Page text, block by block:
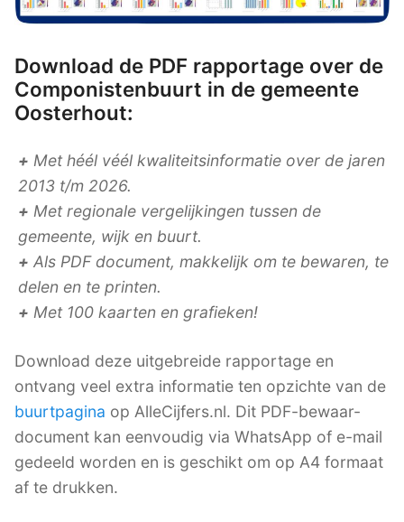
Download de PDF rapportage over de
Componistenbuurt in de gemeente
Oosterhout:
+ Met héél véél kwaliteitsinformatie over de jaren
2013 t/m 2026.
+ Met regionale vergelijkingen tussen de
gemeente, wijk en buurt.
+ Als PDF document, makkelijk om te bewaren, te
delen en te printen.
+ Met 100 kaarten en grafieken!
Download deze uitgebreide rapportage en
ontvang veel extra informatie ten opzichte van de
buurtpagina op AlleCijfers.nl. Dit PDF-bewaar-
document kan eenvoudig via WhatsApp of e-mail
gedeeld worden en is geschikt om op A4 formaat
af te drukken.